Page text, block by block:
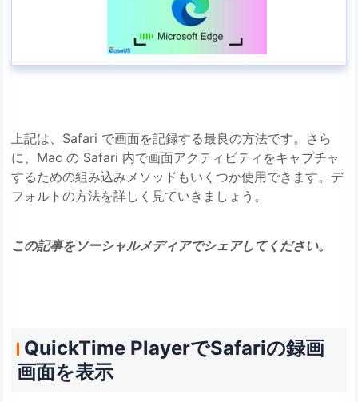
上記は、Safari で画面を記録する最良の方法です。さら
に、Mac の Safari 内で画面アクティビティをキャプチャ
するための組み込みメソッドもいくつか使用できます。デ
フォルトの方法を詳しく見ていきましょう。
この記事をソーシャルメディアでシェアしてください。
QuickTime PlayerでSafariの録画
画面を表示